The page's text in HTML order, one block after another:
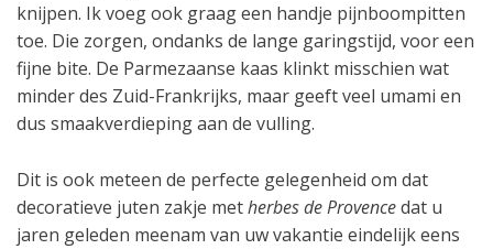
knijpen. Ik voeg ook graag een handje pijnboompitten
toe. Die zorgen, ondanks de lange garingstijd, voor een
fijne bite. De Parmezaanse kaas klinkt misschien wat
minder des Zuid-Frankrijks, maar geeft veel umami en
dus smaakverdieping aan de vulling.
Dit is ook meteen de perfecte gelegenheid om dat
decoratieve juten zakje metherbes de Provencedat u
jaren geleden meenam van uw vakantie eindelijk eens